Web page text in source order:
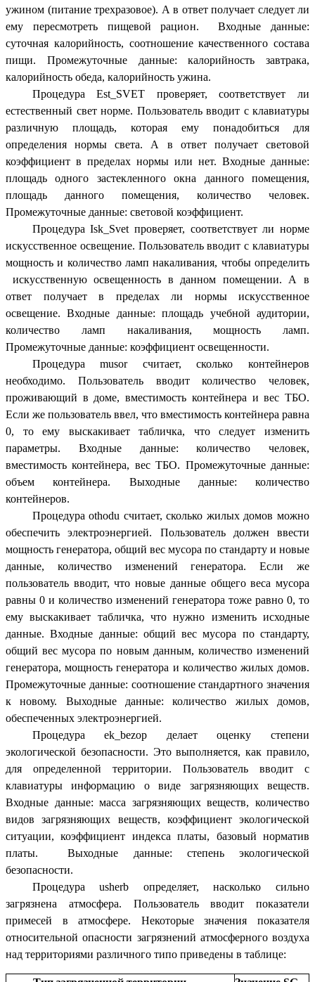
ужином (питание трехразовое). А в ответ получает следует ли
ему пересмотреть пищевой рацион. Входные данные:
суточная калорийность, соотношение качественного состава
пищи. Промежуточные данные: калорийность завтрака,
калорийность обеда, калорийность ужина.
Процедура Est_SVET проверяет, соответствует ли
естественный свет норме. Пользователь вводит с клавиатуры
различную площадь, которая ему понадобиться для
определения нормы света. А в ответ получает световой
коэффициент в пределах нормы или нет. Входные данные:
площадь одного застекленного окна данного помещения,
площадь данного помещения, количество человек.
Промежуточные данные: световой коэффициент.
Процедура Isk_Svet проверяет, соответствует ли норме
искусственное освещение. Пользователь вводит с клавиатуры
мощность и количество ламп накаливания, чтобы определить
искусственную освещенность в данном помещении. А в
ответ получает в пределах ли нормы искусственное
освещение. Входные данные: площадь учебной аудитории,
количество ламп накаливания, мощность ламп.
Промежуточные данные: коэффициент освещенности.
Процедура musor считает, сколько контейнеров
необходимо. Пользователь вводит количество человек,
проживающий в доме, вместимость контейнера и вес ТБО.
Если же пользователь ввел, что вместимость контейнера равна
0, то ему выскакивает табличка, что следует изменить
параметры. Входные данные: количество человек,
вместимость контейнера, вес ТБО. Промежуточные данные:
объем контейнера. Выходные данные: количество
контейнеров.
Процедура othodu считает, сколько жилых домов можно
обеспечить электроэнергией. Пользователь должен ввести
мощность генератора, общий вес мусора по стандарту и новые
данные, количество изменений генератора. Если же
пользователь вводит, что новые данные общего веса мусора
равны 0 и количество изменений генератора тоже равно 0, то
ему выскакивает табличка, что нужно изменить исходные
данные. Входные данные: общий вес мусора по стандарту,
общий вес мусора по новым данным, количество изменений
генератора, мощность генератора и количество жилых домов.
Промежуточные данные: соотношение стандартного значения
к новому. Выходные данные: количество жилых домов,
обеспеченных электроэнергией.
Процедура ek_bezop делает оценку степени
экологической безопасности. Это выполняется, как правило,
для определенной территории. Пользователь вводит с
клавиатуры информацию о виде загрязняющих веществ.
Входные данные: масса загрязняющих веществ, количество
видов загрязняющих веществ, коэффициент экологической
ситуации, коэффициент индекса платы, базовый норматив
платы. Выходные данные: степень экологической
безопасности.
Процедура usherb определяет, насколько сильно
загрязнена атмосфера. Пользователь вводит показатели
примесей в атмосфере. Некоторые значения показателя
относительной опасности загрязнений атмосферного воздуха
над территориями различного типо приведены в таблице: